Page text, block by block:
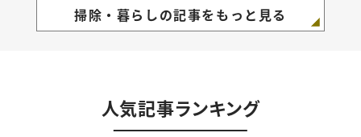
掃除・暮らしの記事をもっと見る
人気記事ランキング